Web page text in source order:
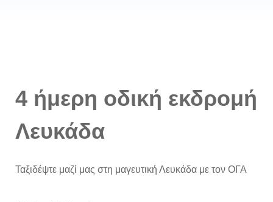
4 ήμερη οδική εκδρομή
Λευκάδα
Ταξιδέψτε μαζί μας στη μαγευτική Λευκάδα με τον ΟΓΑ